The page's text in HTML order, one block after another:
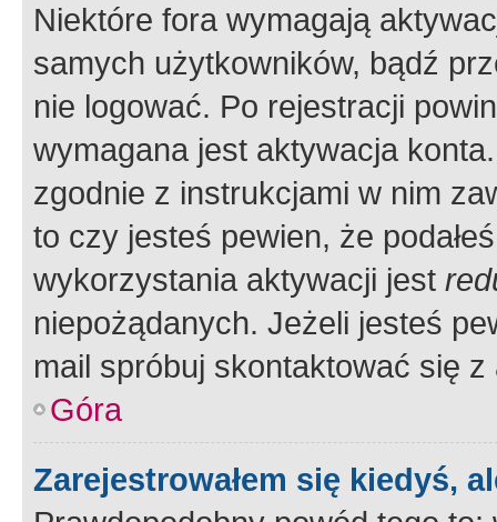
Niektóre fora wymagają
samych użytkowników, bądź
nie logować. Po rejestracji
wymagana jest aktywacja
zgodnie z instrukcjami w nim
to czy jesteś pewien, że
wykorzystania aktywacji jest
niepożądanych. Jeżeli jesteś
mail spróbuj skontaktować się
Góra
Zarejestrowałem się kiedyś,